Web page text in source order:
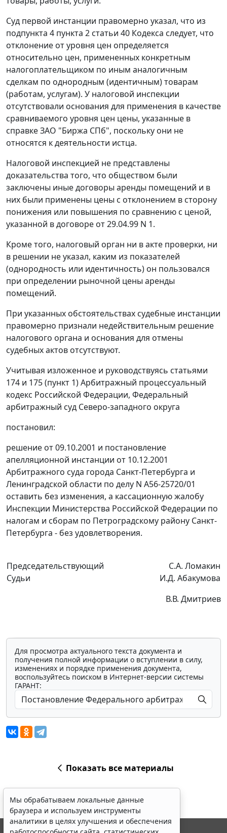
Суд первой инстанции правомерно указал, что из
подпункта 4 пункта 2 статьи 40 Кодекса следует, что
отклонение от уровня цен определяется
относительно цен, примененных конкретным
налогоплательщиком по иным аналогичным
сделкам по однородным (идентичным) товарам
(работам, услугам). У налоговой инспекции
отсутствовали основания для применения в качестве
сравниваемого уровня цен цены, указанные в
справке ЗАО "Биржа СПб", поскольку они не
относятся к деятельности истца.
Налоговой инспекцией не представлены
доказательства того, что обществом были
заключены иные договоры аренды помещений и в
них были применены цены с отклонением в сторону
понижения или повышения по сравнению с ценой,
указанной в договоре от 29.04.99 N 1.
Кроме того, налоговый орган ни в акте проверки, ни
в решении не указал, каким из показателей
(однородность или идентичность) он пользовался
при определении рыночной цены аренды
помещений.
При указанных обстоятельствах судебные инстанции
правомерно признали недействительным решение
налогового органа и основания для отмены
судебных актов отсутствуют.
Учитывая изложенное и руководствуясь статьями
174 и 175 (пункт 1)Арбитражный процессуальный
кодекс Российской Федерации, Федеральный
арбитражный суд Северо-западного округа
постановил:
решение от 09.10.2001 и постановление
апелляционной инстанции от 10.12.2001
Арбитражного суда города Санкт-Петербурга и
Ленинградской области по делу N А56-25720/01
оставить без изменения, а кассационную жалобу
Инспекции Министерства Российской Федерации по
налогам и сборам по Петроградскому району Санкт-
Петербурга - без удовлетворения.
Председательствующий
Судьи
С.А. Ломакин
И.Д. Абакумова
В.В. Дмитриев
Для просмотра актуального текста документа и
получения полной информации о вступлении в силу,
изменениях и порядке применения документа,
воспользуйтесь поиском в Интернет-версии системы
ГАРАНТ:
Показать все материалы
Мы обрабатываем локальные данные
браузера и используем инструменты
аналитики в целях улучшения и обеспечения